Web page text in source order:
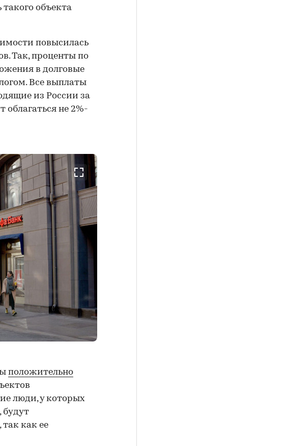
объекта
повысилась
Так, проценты по
в долговые
Все выплаты
из России за
не 2%-
положительно
люди, у которых
будут
как ее